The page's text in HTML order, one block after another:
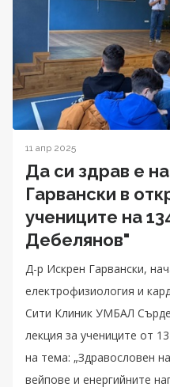
11 апр 2025
Да си здрав е
Гарвански в
учениците на
Дебелянов"
Д-р Искрен Гарвански,
електрофизиология и
Сити Клиник УМБАЛ
лекция за учениците от
на тема: „Здравословен
вейпове и енергийните